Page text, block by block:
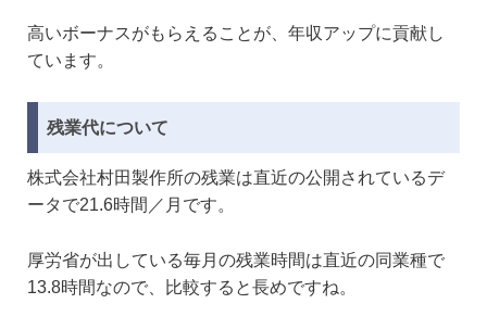
高いボーナスがもらえることが、年収アップに貢献し
ています。
残業代について
株式会社村田製作所の残業は直近の公開されているデ
ータで21.6時間／月です。
厚労省が出している毎月の残業時間は直近の同業種で
13.8時間なので、比較すると長めですね。